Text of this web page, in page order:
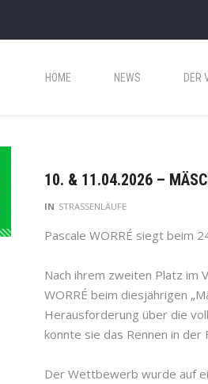
HOME NEWS DER
10. & 11.04.2026 –
IN STRASSENLÄUFE
Pascale WORRÉ siegt beim
Nach ihrem zweiten Platz im
WORRÉ beim diesjährigen
Herausforderung über die
konnte sie das Rennen in
Der Wettbewerb wurde auf